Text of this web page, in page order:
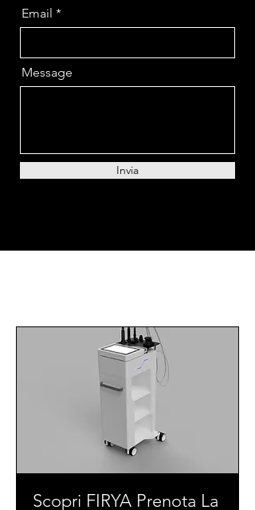
Email
Message
Invia
Scopri FIRYA Prenota La